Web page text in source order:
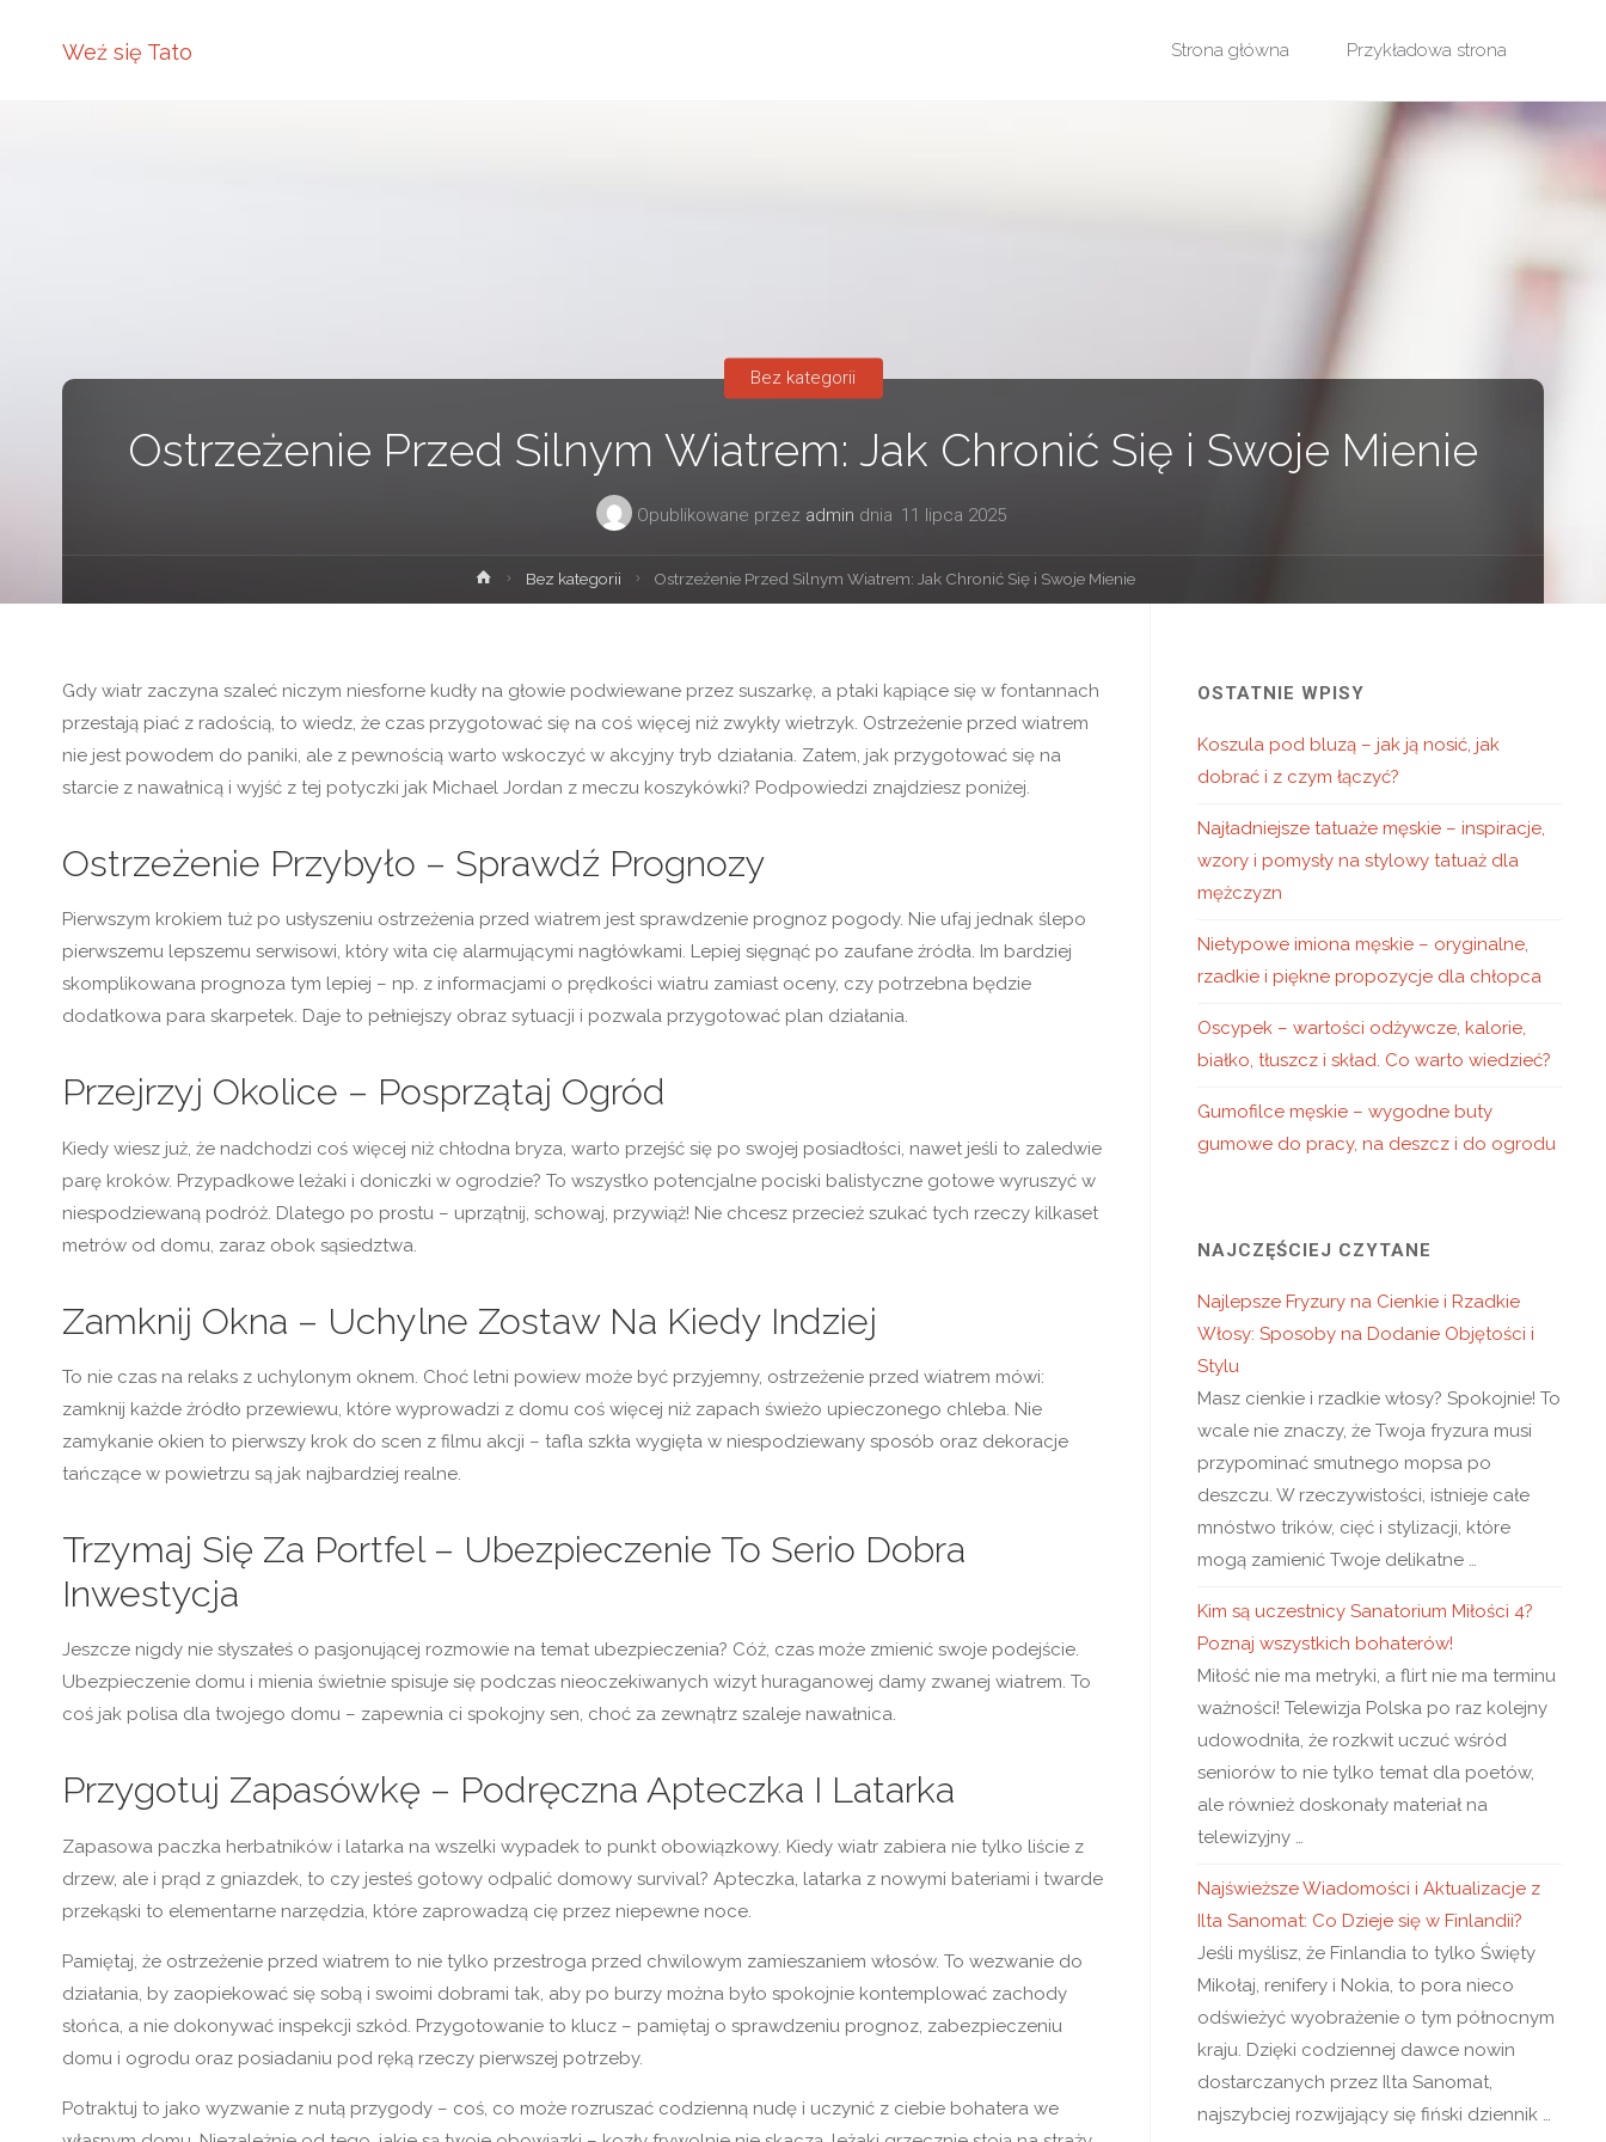
Weź się Tato Strona główna Przykładowa strona
Ostrzeżenie Przed Silnym Wiatrem: Jak Chronić Się i Swoje Mienie
Opublikowane przez admin dnia 11 lipca 2025
Bez kategorii
Strona
główna
Bez kategorii Ostrzeżenie Przed Silnym Wiatrem: Jak Chronić Się i Swoje Mienie
Gdy wiatr zaczyna szaleć niczym niesforne kudły na głowie podwiewane przez suszarkę, a ptaki kąpiące się w fontannach
przestają piać z radością, to wiedz, że czas przygotować się na coś więcej niż zwykły wietrzyk. Ostrzeżenie przed wiatrem
nie jest powodem do paniki, ale z pewnością warto wskoczyć w akcyjny tryb działania. Zatem, jak przygotować się na
starcie z nawałnicą i wyjść z tej potyczki jak Michael Jordan z meczu koszykówki? Podpowiedzi znajdziesz poniżej.
Ostrzeżenie Przybyło – Sprawdź Prognozy
Pierwszym krokiem tuż po usłyszeniu ostrzeżenia przed wiatrem jest sprawdzenie prognoz pogody. Nie ufaj jednak ślepo
pierwszemu lepszemu serwisowi, który wita cię alarmującymi nagłówkami. Lepiej sięgnąć po zaufane źródła. Im bardziej
skomplikowana prognoza tym lepiej – np. z informacjami o prędkości wiatru zamiast oceny, czy potrzebna będzie
dodatkowa para skarpetek. Daje to pełniejszy obraz sytuacji i pozwala przygotować plan działania.
Przejrzyj Okolice – Posprzątaj Ogród
Kiedy wiesz już, że nadchodzi coś więcej niż chłodna bryza, warto przejść się po swojej posiadłości, nawet jeśli to zaledwie
parę kroków. Przypadkowe leżaki i doniczki w ogrodzie? To wszystko potencjalne pociski balistyczne gotowe wyruszyć w
niespodziewaną podróż. Dlatego po prostu – uprzątnij, schowaj, przywiąż! Nie chcesz przecież szukać tych rzeczy kilkaset
metrów od domu, zaraz obok sąsiedztwa.
Zamknij Okna – Uchylne Zostaw Na Kiedy Indziej
To nie czas na relaks z uchylonym oknem. Choć letni powiew może być przyjemny, ostrzeżenie przed wiatrem mówi:
zamknij każde źródło przewiewu, które wyprowadzi z domu coś więcej niż zapach świeżo upieczonego chleba. Nie
zamykanie okien to pierwszy krok do scen z filmu akcji – tafla szkła wygięta w niespodziewany sposób oraz dekoracje
tańczące w powietrzu są jak najbardziej realne.
Trzymaj Się Za Portfel – Ubezpieczenie To Serio Dobra
Inwestycja
Jeszcze nigdy nie słyszałeś o pasjonującej rozmowie na temat ubezpieczenia? Cóż, czas może zmienić swoje podejście.
Ubezpieczenie domu i mienia świetnie spisuje się podczas nieoczekiwanych wizyt huraganowej damy zwanej wiatrem. To
coś jak polisa dla twojego domu – zapewnia ci spokojny sen, choć za zewnątrz szaleje nawałnica.
Przygotuj Zapasówkę – Podręczna Apteczka I Latarka
Zapasowa paczka herbatników i latarka na wszelki wypadek to punkt obowiązkowy. Kiedy wiatr zabiera nie tylko liście z
drzew, ale i prąd z gniazdek, to czy jesteś gotowy odpalić domowy survival? Apteczka, latarka z nowymi bateriami i twarde
przekąski to elementarne narzędzia, które zaprowadzą cię przez niepewne noce.
Pamiętaj, że ostrzeżenie przed wiatrem to nie tylko przestroga przed chwilowym zamieszaniem włosów. To wezwanie do
działania, by zaopiekować się sobą i swoimi dobrami tak, aby po burzy można było spokojnie kontemplować zachody
słońca, a nie dokonywać inspekcji szkód. Przygotowanie to klucz – pamiętaj o sprawdzeniu prognoz, zabezpieczeniu
domu i ogrodu oraz posiadaniu pod ręką rzeczy pierwszej potrzeby.
Potraktuj to jako wyzwanie z nutą przygody – coś, co może rozruszać codzienną nudę i uczynić z ciebie bohatera we
OSTATNIE WPISY
Koszula pod bluzą – jak ją nosić, jak
dobrać i z czym łączyć?
Najładniejsze tatuaże męskie – inspiracje,
wzory i pomysły na stylowy tatuaż dla
mężczyzn
Nietypowe imiona męskie – oryginalne,
rzadkie i piękne propozycje dla chłopca
Oscypek – wartości odżywcze, kalorie,
białko, tłuszcz i skład. Co warto wiedzieć?
Gumofilce męskie – wygodne buty
gumowe do pracy, na deszcz i do ogrodu
NAJCZĘŚCIEJ CZYTANE
Najlepsze Fryzury na Cienkie i Rzadkie
Włosy: Sposoby na Dodanie Objętości i
Stylu
Masz cienkie i rzadkie włosy? Spokojnie! To
wcale nie znaczy, że Twoja fryzura musi
przypominać smutnego mopsa po
deszczu. W rzeczywistości, istnieje całe
mnóstwo trików, cięć i stylizacji, które
mogą zamienić Twoje delikatne …
Kim są uczestnicy Sanatorium Miłości 4?
Poznaj wszystkich bohaterów!
Miłość nie ma metryki, a flirt nie ma terminu
ważności! Telewizja Polska po raz kolejny
udowodniła, że rozkwit uczuć wśród
seniorów to nie tylko temat dla poetów,
ale również doskonały materiał na
telewizyjny …
Najświeższe Wiadomości i Aktualizacje z
Ilta Sanomat: Co Dzieje się w Finlandii?
Jeśli myślisz, że Finlandia to tylko Święty
Mikołaj, renifery i Nokia, to pora nieco
odświeżyć wyobrażenie o tym północnym
kraju. Dzięki codziennej dawce nowin
dostarczanych przez Ilta Sanomat,
najszybciej rozwijający się fiński dziennik …